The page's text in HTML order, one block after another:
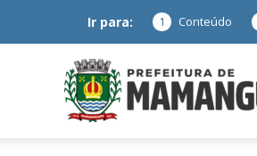
Ir para: 1 Conteúdo